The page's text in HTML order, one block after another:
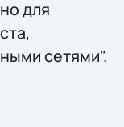
для
сетями".